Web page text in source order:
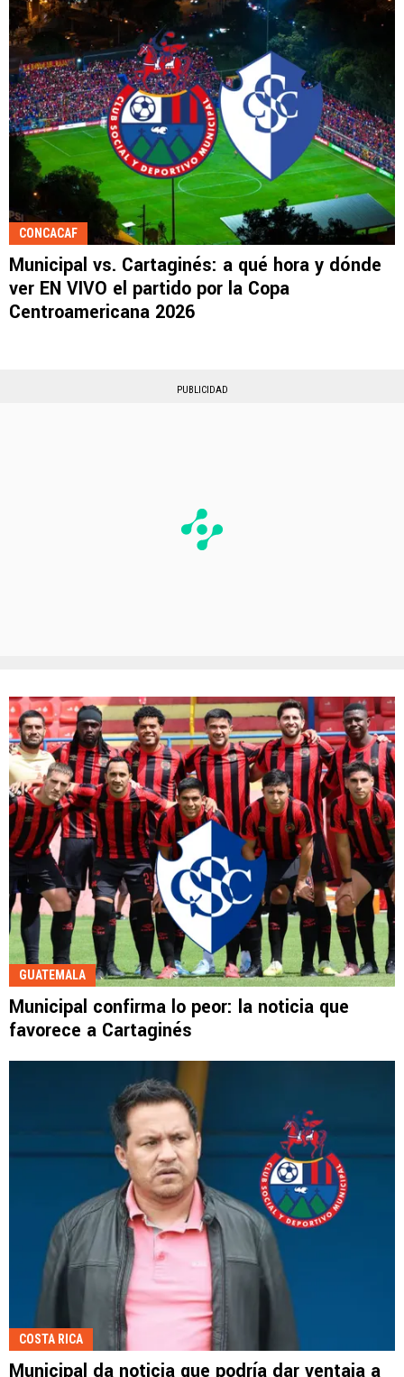
CONCACAF
Municipal vs. Cartaginés: a qué hora y dónde
ver EN VIVO el partido por la Copa
Centroamericana 2026
PUBLICIDAD
GUATEMALA
Municipal confirma lo peor: la noticia que
favorece a Cartaginés
COSTA RICA
Municipal da noticia que podría dar ventaja a